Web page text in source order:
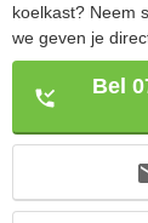
koelkast? Neem
we geven je
Bel